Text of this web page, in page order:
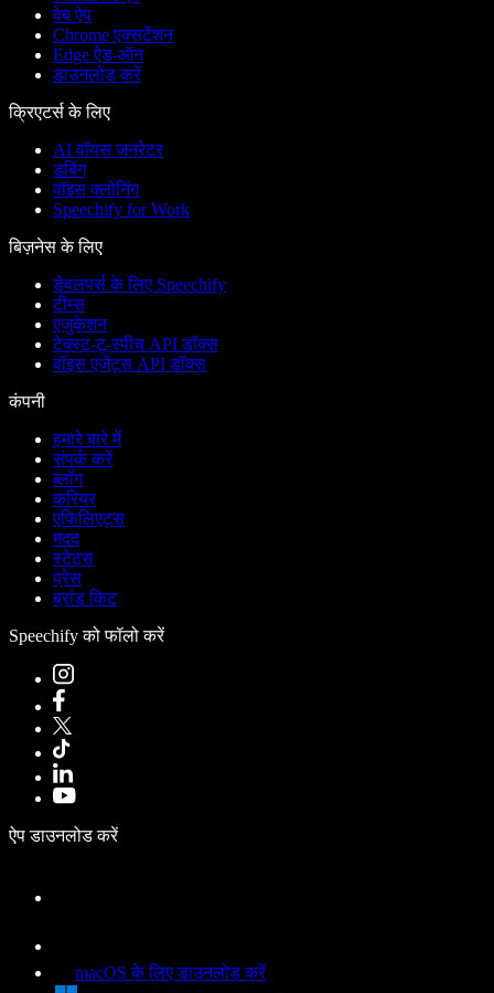
वेब ऐप
Chrome एक्सटेंशन
Edge ऐड-ऑन
डाउनलोड करें
क्रिएटर्स के लिए
AI वॉयस जनरेटर
डबिंग
वॉइस क्लोनिंग
Speechify for Work
बिज़नेस के लिए
डेवलपर्स के लिए Speechify
टीम्स
एजुकेशन
टेक्स्ट-टू-स्पीच API डॉक्स
वॉइस एजेंट्स API डॉक्स
कंपनी
हमारे बारे में
संपर्क करें
ब्लॉग
करियर
एफिलिएट्स
मदद
स्टेटस
प्रेस
ब्रांड किट
Speechify को फॉलो करें
ऐप डाउनलोड करें
macOS के लिए डाउनलोड करें